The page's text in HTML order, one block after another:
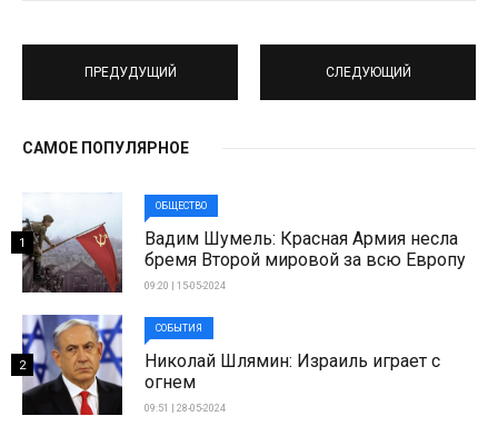
ПРЕДУДУЩИЙ СЛЕДУЮЩИЙ
САМОЕ ПОПУЛЯРНОЕ
ОБЩЕСТВО
Вадим Шумель: Красная Армия несла
бремя Второй мировой за всю Европу
09:20 | 15-05-2024
1
СОБЫТИЯ
Николай Шлямин: Израиль играет с
огнем
09:51 | 28-05-2024
2